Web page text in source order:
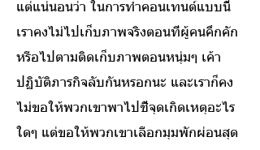
แต่แน่นอนว่า ในการทำคอนเทนต์แบบนี้
เราคงไม่ไปเก็บภาพจริงตอนที่ผู้คนคึกคัก
หรือไปตามติดเก็บภาพตอนหนุ่มๆ เค้า
ปฏิบัติภารกิจลับกันหรอกนะ และเราก็คง
ไม่ขอให้พวกเขาพาไปชี้จุดเกิดเหตุอะไร
ใดๆ แต่ขอให้พวกเขาเลือกมุมพักผ่อนสุด